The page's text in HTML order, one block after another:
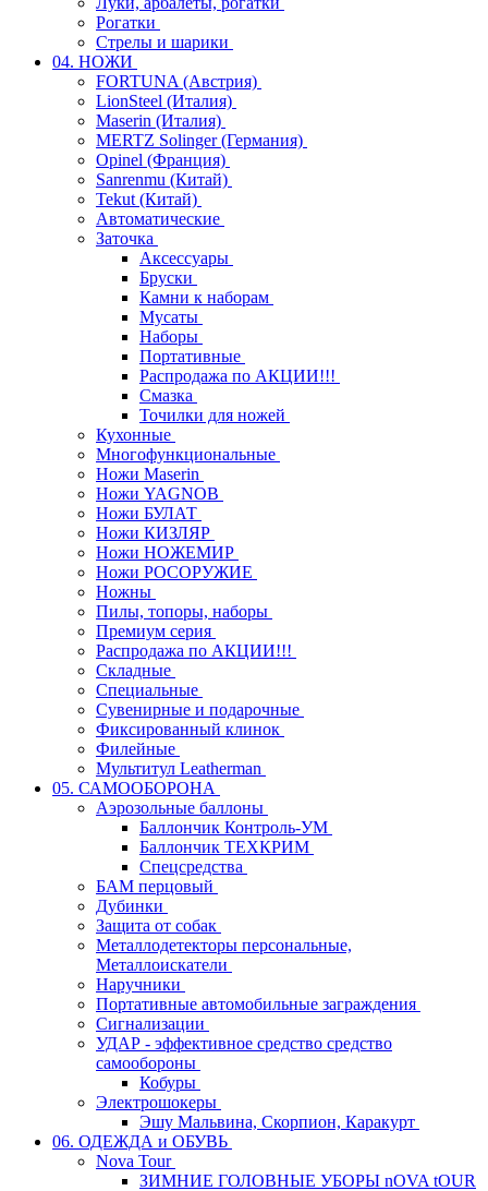
Рогатки
Стрелы и шарики
04. НОЖИ
FORTUNA (Австрия)
LionSteel (Италия)
Maserin (Италия)
MERTZ Solinger (Германия)
Opinel (Франция)
Sanrenmu (Китай)
Tekut (Китай)
Автоматические
Заточка
Аксессуары
Бруски
Камни к наборам
Мусаты
Наборы
Портативные
Распродажа по АКЦИИ!!!
Смазка
Точилки для ножей
Кухонные
Многофункциональные
Ножи Maserin
Ножи YAGNOB
Ножи БУЛАТ
Ножи КИЗЛЯР
Ножи НОЖЕМИР
Ножи РОСОРУЖИЕ
Ножны
Пилы, топоры, наборы
Премиум серия
Распродажа по АКЦИИ!!!
Складные
Специальные
Сувенирные и подарочные
Фиксированный клинок
Филейные
Мультитул Leatherman
05. САМООБОРОНА
Аэрозольные баллоны
Баллончик Контроль-УМ
Баллончик ТЕХКРИМ
Спецсредства
БАМ перцовый
Дубинки
Защита от собак
Металлодетекторы персональные,
Металлоискатели
Наручники
Портативные автомобильные заграждения
Сигнализации
УДАР - эффективное средство средство
самообороны
Кобуры
Электрошокеры
Эшу Мальвина, Скорпион, Каракурт
06. ОДЕЖДА и ОБУВЬ
Nova Tour
ЗИМНИЕ ГОЛОВНЫЕ УБОРЫ nOVA tOUR